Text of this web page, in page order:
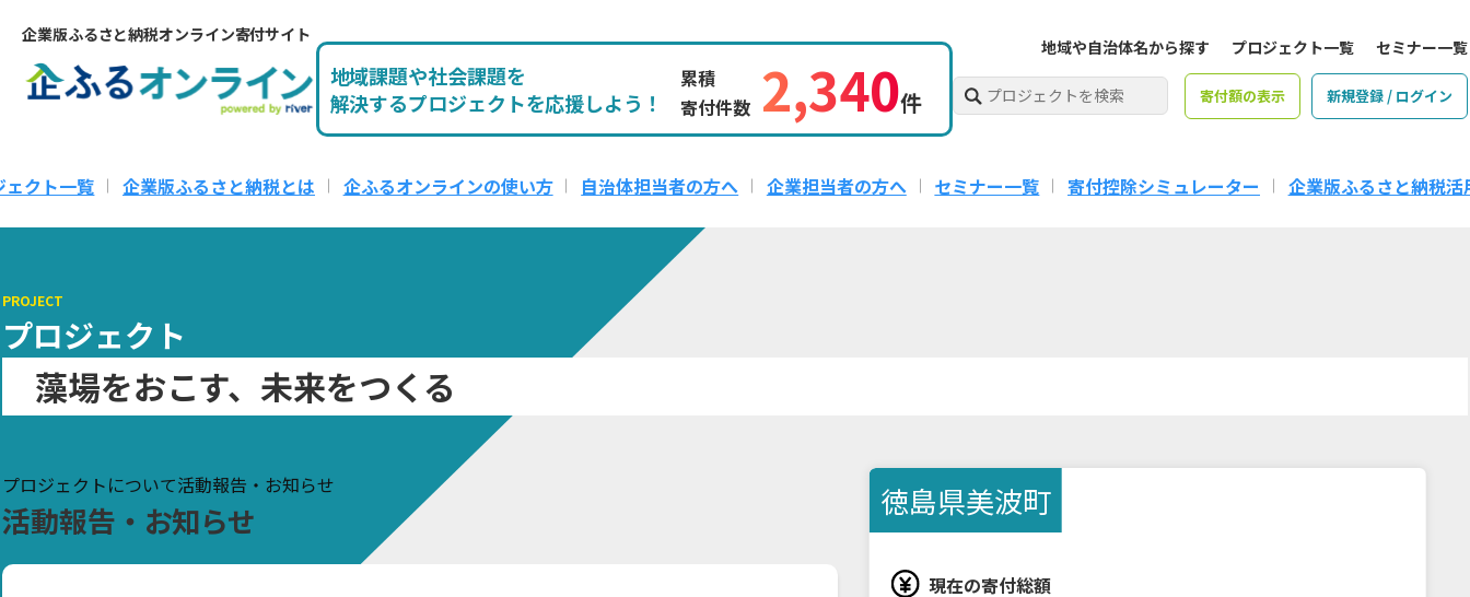
企業版ふるさと納税オンライン寄付サイト
地域課題や社会課題を
解決するプロジェクトを応援しよう！
累積
寄付件数 2,340件
地域や自治体名から探す プロジェクト一覧 セミナー一覧
寄付額の表示 新規登録 / ログイン
ェクト一覧 企業版ふるさと納税とは 企ふるオンラインの使い方 自治体担当者の方へ 企業担当者の方へ セミナー一覧 寄付控除シミュレーター 企業版ふるさと納税活
PROJECT
プロジェクト
藻場をおこす、未来をつくる
プロジェクトについて活動報告・お知らせ
活動報告・お知らせ 徳島県美波町
現在の寄付総額